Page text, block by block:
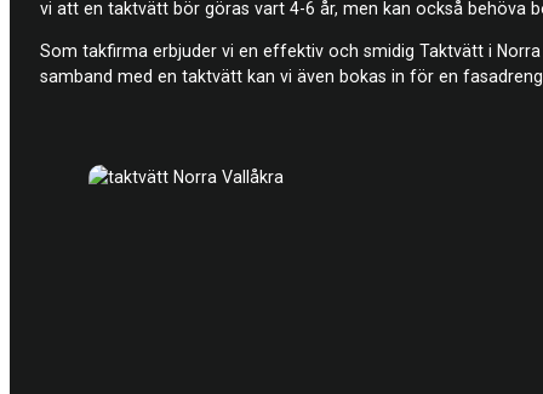
vi att en taktvätt bör göras vart 4-6 år, men kan också behöva
Som takfirma erbjuder vi en effektiv och smidig Taktvätt i
samband med en taktvätt kan vi även bokas in för en